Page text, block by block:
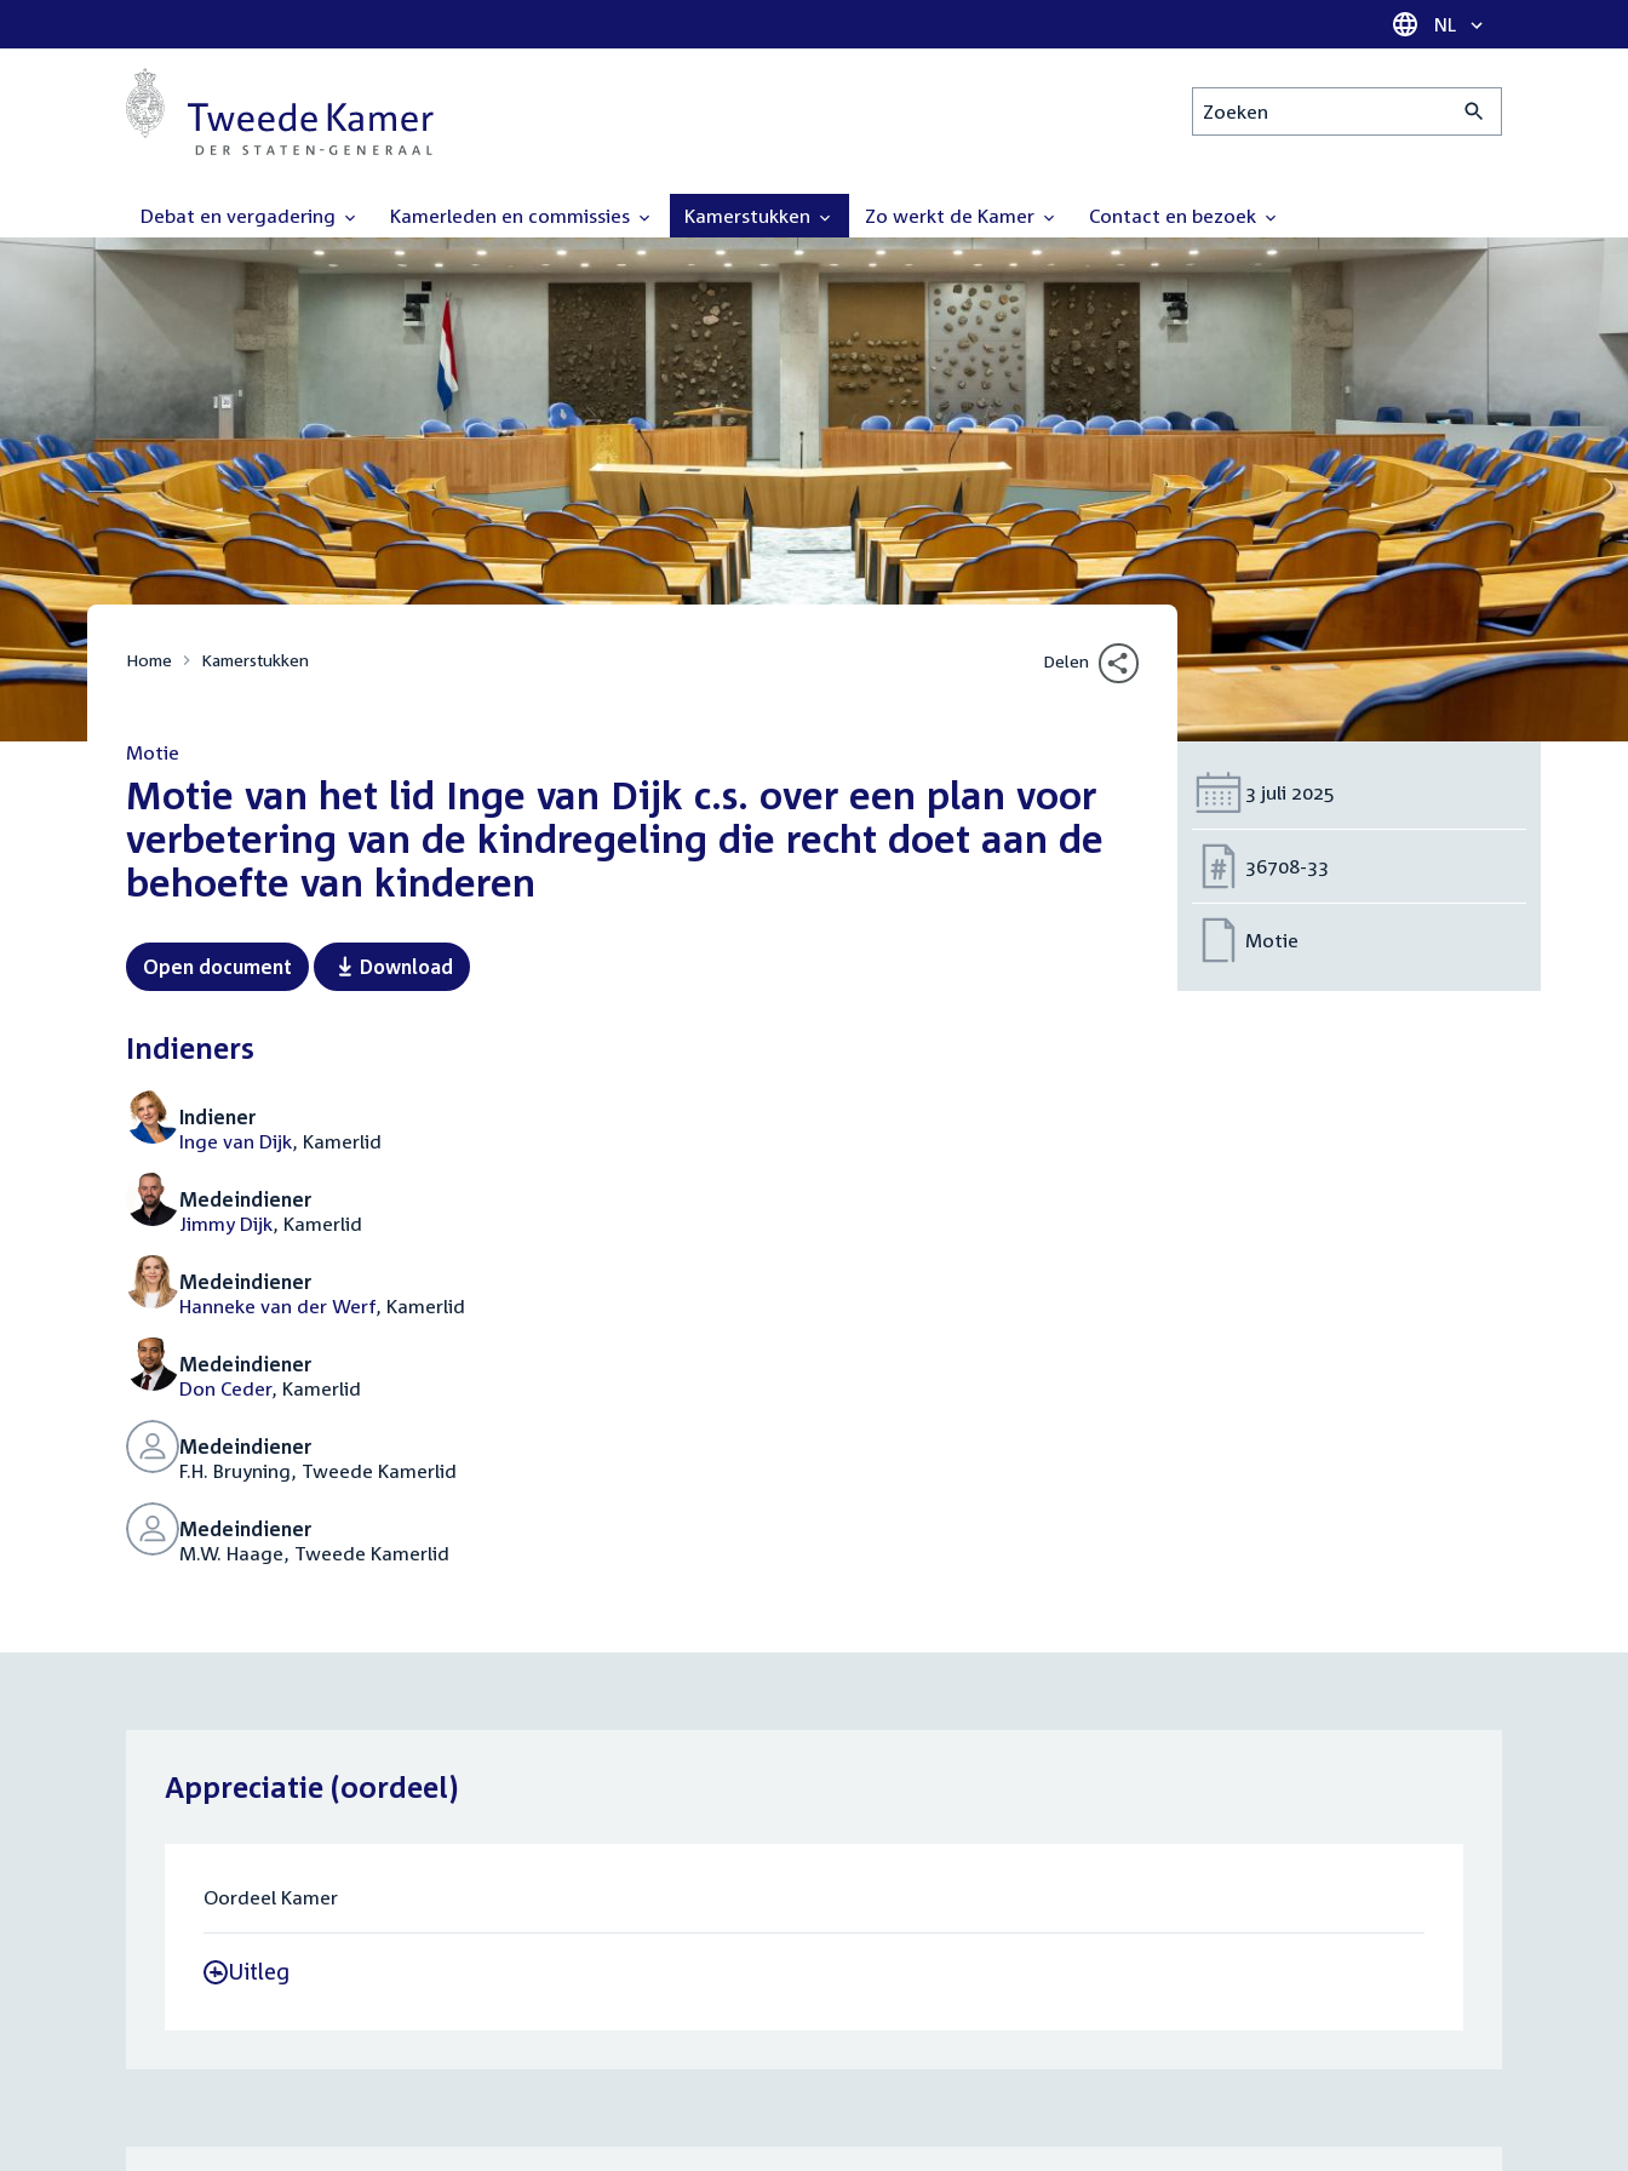
Taal selectie
NL
Zoeken
Debat en vergadering Kamerleden en commissies Kamerstukken Zo werkt de Kamer Contact en bezoek
Home Kamerstukken Delen
Motie
:Motie van het lid Inge van Dijk c.s. over een plan voor
verbetering van de kindregeling die recht doet aan de
behoefte van kinderen
Open document Download
Indieners
Indiener
Inge van Dijk, Kamerlid
Medeindiener
Jimmy Dijk, Kamerlid
Medeindiener
Hanneke van der Werf, Kamerlid
Medeindiener
Don Ceder, Kamerlid
Medeindiener
F.H. Bruyning, Tweede Kamerlid
Medeindiener
M.W. Haage, Tweede Kamerlid
Datum:
3 juli 2025
Nummer:
36708-33
Motie
Appreciatie (oordeel)
Oordeel Kamer
- Uitleg